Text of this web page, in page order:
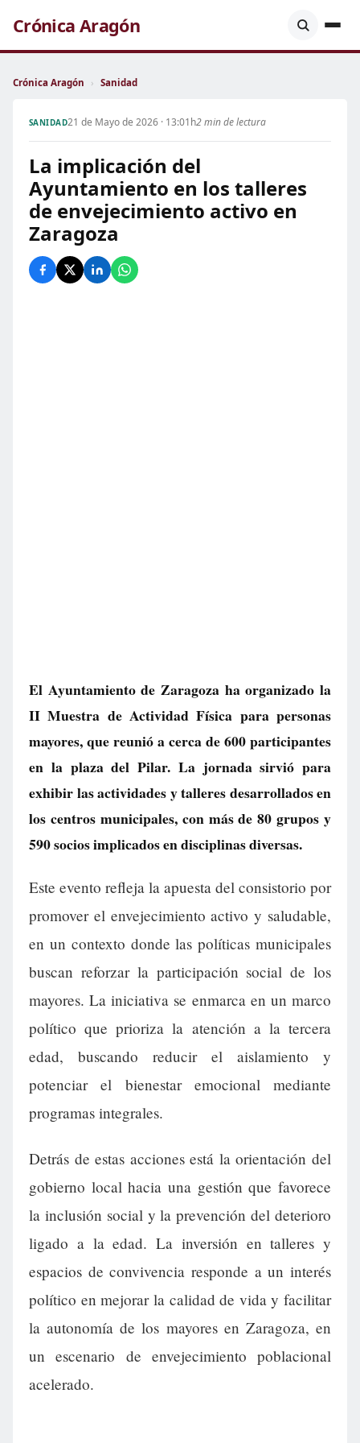
Crónica Aragón
Crónica Aragón › Sanidad
SANIDAD21 de Mayo de 2026 · 13:01h2 min de lectura
La implicación del
Ayuntamiento en los talleres
de envejecimiento activo en
Zaragoza
El Ayuntamiento de Zaragoza ha organizado la
II Muestra de Actividad Física para personas
mayores, que reunió a cerca de 600 participantes
en la plaza del Pilar. La jornada sirvió para
exhibir las actividades y talleres desarrollados en
los centros municipales, con más de 80 grupos y
590 socios implicados en disciplinas diversas.
Este evento refleja la apuesta del consistorio por
promover el envejecimiento activo y saludable,
en un contexto donde las políticas municipales
buscan reforzar la participación social de los
mayores. La iniciativa se enmarca en un marco
político que prioriza la atención a la tercera
edad, buscando reducir el aislamiento y
potenciar el bienestar emocional mediante
programas integrales.
Detrás de estas acciones está la orientación del
gobierno local hacia una gestión que favorece
la inclusión social y la prevención del deterioro
ligado a la edad. La inversión en talleres y
espacios de convivencia responde a un interés
político en mejorar la calidad de vida y facilitar
la autonomía de los mayores en Zaragoza, en
un escenario de envejecimiento poblacional
acelerado.